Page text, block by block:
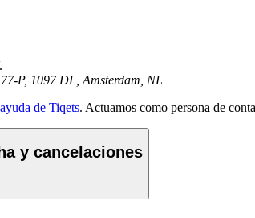
P, 1097 DL, Amsterdam, NL
de Tiqets. Actuamos como persona de
y cancelaciones